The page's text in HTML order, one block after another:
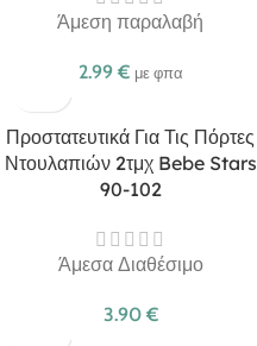
Άμεση παραλαβή
2.99 € με φπα
Προστατευτικά Για Τις Πόρτες
Ντουλαπιών 2τμχ Bebe Stars
90-102
Άμεσα Διαθέσιμο
3.90 €